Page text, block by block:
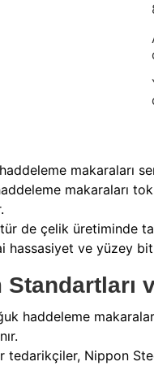
makaraları
makaraları
de çelik üretiminde
hassasiyet ve yüzey
Standartları
haddeleme
tedarikçiler, Nippon